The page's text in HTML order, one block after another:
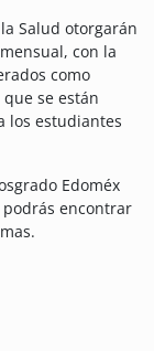
Salud otorgarán
con la
como
se están
los estudiantes
Edoméx
encontrar